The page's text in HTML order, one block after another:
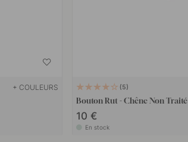
+ COULEURS 5
Bouton Rut - Chêne Non Traité
10 €
En stock